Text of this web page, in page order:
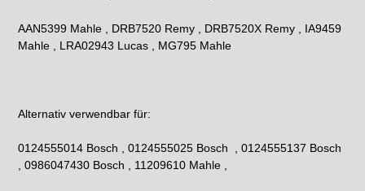
AAN5399 Mahle , DRB7520 Remy , DRB7520X Remy , IA9459
Mahle , LRA02943 Lucas , MG795 Mahle
Alternativ verwendbar für:
0124555014 Bosch , 0124555025 Bosch , 0124555137 Bosch
, 0986047430 Bosch , 11209610 Mahle ,